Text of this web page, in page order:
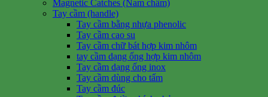
Magnetic Catches (Nam châm)
Tay cầm (handle)
Tay cầm bằng nhựa phenolic
Tay cầm cao su
Tay cầm chữ bát hợp kim nhôm
tay cầm dạng ống hợp kim nhôm
Tay cầm dạng ống inox
Tay cầm dùng cho tấm
Tay cầm đúc